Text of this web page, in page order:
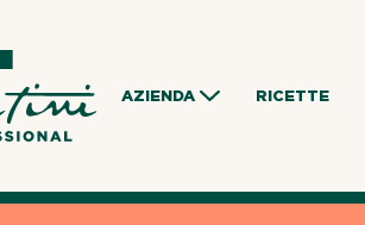
AZIENDA RICETTE